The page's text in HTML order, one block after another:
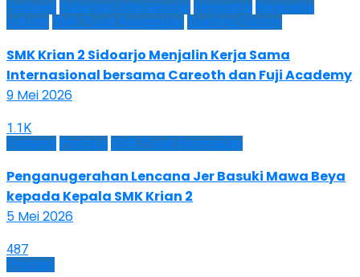
Featured Hubungan Internasional Kerjasama Kerjasama
Industri SMK Pusat Keunggulan Teaching Factory
SMK Krian 2 Sidoarjo Menjalin Kerja Sama
Internasional bersama Careoth dan Fuji Academy
9 Mei 2026
1.1K
Featured Prestasi SMK Pusat Keunggulan
Penganugerahan Lencana Jer Basuki Mawa Beya
kepada Kepala SMK Krian 2
5 Mei 2026
487
Prestasi